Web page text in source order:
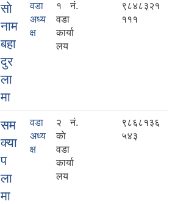
साे
नाम
बहा
दुर
ला
मा
वडा
अध्य
क्ष
१ नं.
वडा
कार्या
लय
९८४८३२१
१११
सम
क्या
प
ला
मा
वडा
अध्य
क्ष
२ नं.
काे
वडा
कार्या
लय
९८६८१३६
५४३